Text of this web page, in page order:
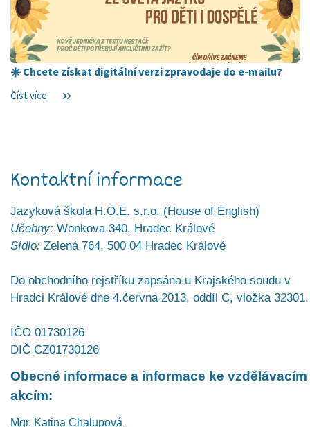
☀️ Chcete získat digitální verzi zpravodaje do e-mailu?
Číst více
Kontaktní informace
Jazyková škola H.O.E. s.r.o. (House of English)
Učebny: Wonkova 340, Hradec Králové
Sídlo: Zelená 764, 500 04 Hradec Králové
Do obchodního rejstříku zapsána u Krajského soudu v
Hradci Králové dne 4.června 2013, oddíl C, vložka 32301.
IČO 01730126
DIČ CZ01730126
Obecné informace a informace ke vzdělávacím
akcím:
Mgr. Katina Chalupová